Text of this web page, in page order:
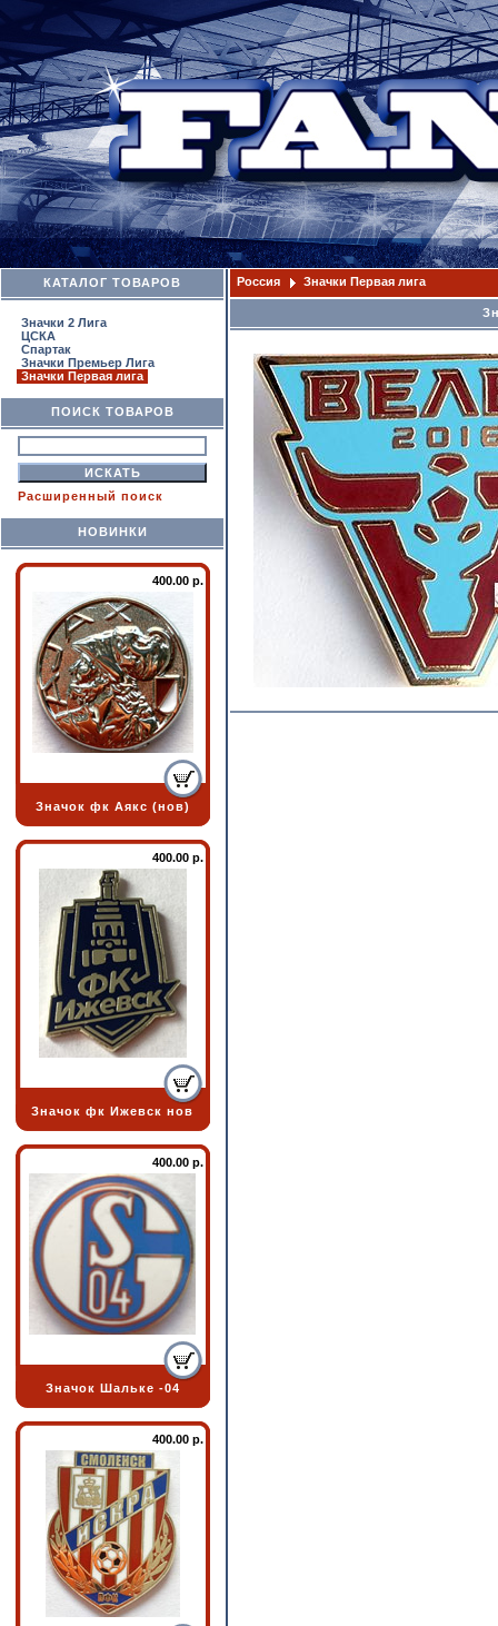
КАТАЛОГ ТОВАРОВ
Значки 2 Лига
ЦСКА
Спартак
Значки Премьер Лига
Значки Первая лига
ПОИСК ТОВАРОВ
Расширенный поиск
НОВИНКИ
400.00 р.
Значок фк Аякс (нов)
400.00 р.
Значок фк Ижевск нов
400.00 р.
Значок Шальке -04
400.00 р.
Россия Значки Первая лига